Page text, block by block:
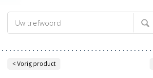
< Vorig product